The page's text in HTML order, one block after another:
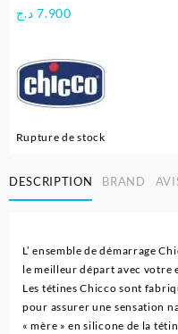
7.900 د.ج
Rupture de stock
DESCRIPTION BRAND
L’ ensemble de démarrage
le meilleur départ avec votre
Les tétines Chicco sont
pour assurer une sensation
« mère » en silicone de la